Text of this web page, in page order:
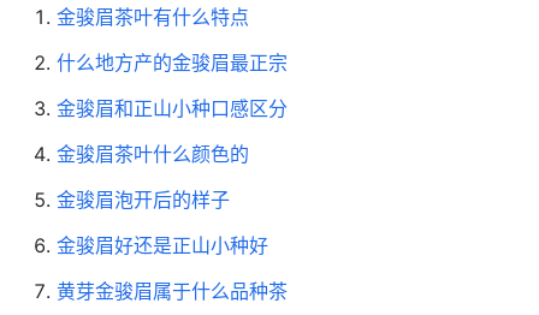
金骏眉茶叶有什么特点
什么地方产的金骏眉最正宗
金骏眉和正山小种口感区分
金骏眉茶叶什么颜色的
金骏眉泡开后的样子
金骏眉好还是正山小种好
黄芽金骏眉属于什么品种茶